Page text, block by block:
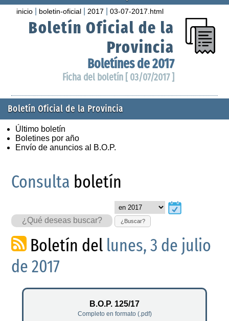
inicio boletin-oficial 2017 |03-07-2017.html
Boletín Oficial de la
Provincia
Boletínes de 2017
Ficha del boletín [ 03/07/2017 ]
Boletín Oficial de la Provincia
Último boletín
Boletines por año
Envío de anuncios al B.O.P.
Consulta boletín
¿Buscar?
Boletín del lunes, 3 de julio
de 2017
B.O.P. 125/17
Completo en formato (.pdf)